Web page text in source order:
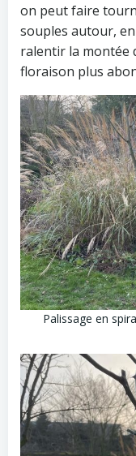
on peut faire
souples autour,
ralentir la montée
floraison plus
Palissage en